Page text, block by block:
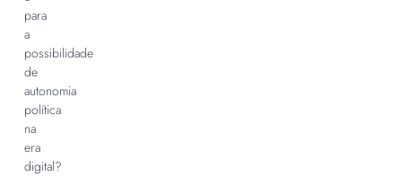
para
a
possibilidade
de
autonomia
política
na
era
digital?